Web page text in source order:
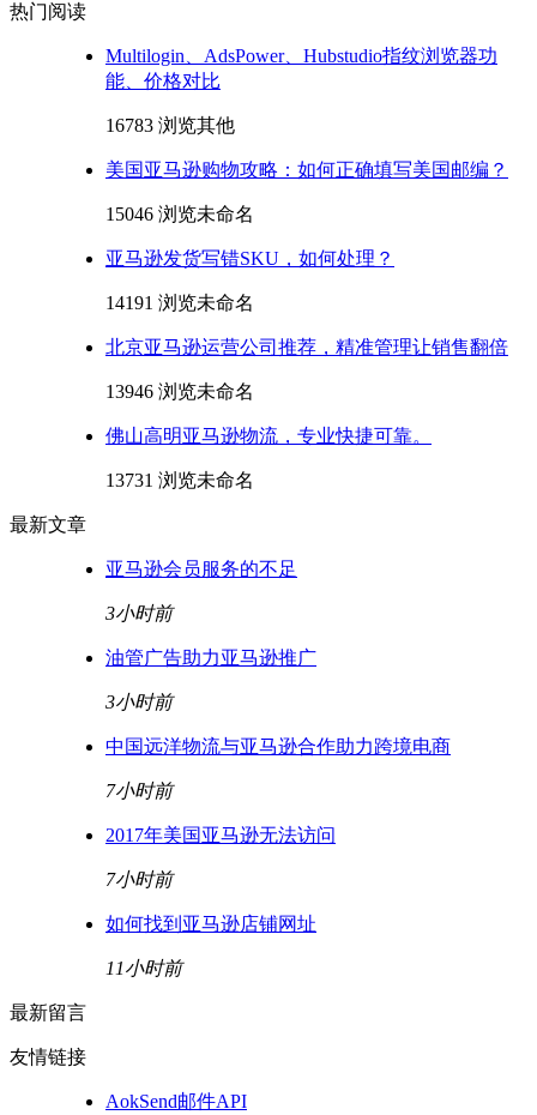
热门阅读
Multilogin、AdsPower、Hubstudio指纹浏览器功
能、价格对比
16783 浏览其他
美国亚马逊购物攻略：如何正确填写美国邮编？
15046 浏览未命名
亚马逊发货写错SKU，如何处理？
14191 浏览未命名
北京亚马逊运营公司推荐，精准管理让销售翻倍
13946 浏览未命名
佛山高明亚马逊物流，专业快捷可靠。
13731 浏览未命名
最新文章
亚马逊会员服务的不足
3小时前
油管广告助力亚马逊推广
3小时前
中国远洋物流与亚马逊合作助力跨境电商
7小时前
2017年美国亚马逊无法访问
7小时前
如何找到亚马逊店铺网址
11小时前
最新留言
友情链接
AokSend邮件API